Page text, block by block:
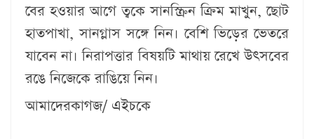
বের হওয়ার আগে ত্বকে সানস্ক্রিন ক্রিম মাখুন, ছোট
হাতপাখা, সানগ্লাস সঙ্গে নিন। বেশি ভিড়ের ভেতরে
যাবেন না। নিরাপত্তার বিষয়টি মাথায় রেখে উৎসবের
রঙে নিজেকে রাঙিয়ে নিন।
আমাদেরকাগজ/ এইচকে